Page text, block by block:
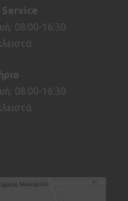
Service
08:00-16:30
08:00-16:30